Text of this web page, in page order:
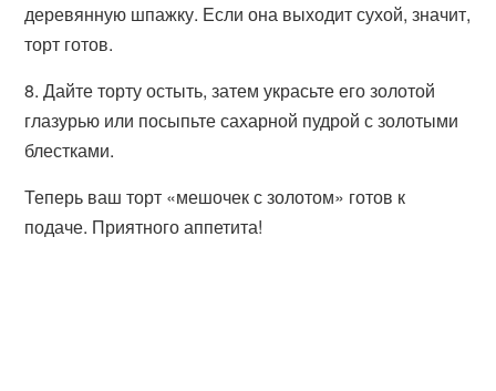
деревянную шпажку. Если она выходит сухой, значит,
торт готов.
8. Дайте торту остыть, затем украсьте его золотой
глазурью или посыпьте сахарной пудрой с золотыми
блестками.
Теперь ваш торт «мешочек с золотом» готов к
подаче. Приятного аппетита!